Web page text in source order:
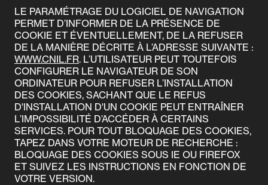
LE PARAMÉTRAGE DU LOGICIEL DE NAVIGATION
PERMET D’INFORMER DE LA PRÉSENCE DE
COOKIE ET ÉVENTUELLEMENT, DE LA REFUSER
DE LA MANIÈRE DÉCRITE À L’ADRESSE SUIVANTE :
WWW.CNIL.FR. L’UTILISATEUR PEUT TOUTEFOIS
CONFIGURER LE NAVIGATEUR DE SON
ORDINATEUR POUR REFUSER L’INSTALLATION
DES COOKIES, SACHANT QUE LE REFUS
D'INSTALLATION D'UN COOKIE PEUT ENTRAÎNER
L’IMPOSSIBILITÉ D’ACCÉDER À CERTAINS
SERVICES. POUR TOUT BLOQUAGE DES COOKIES,
TAPEZ DANS VOTRE MOTEUR DE RECHERCHE :
BLOQUAGE DES COOKIES SOUS IE OU FIREFOX
ET SUIVEZ LES INSTRUCTIONS EN FONCTION DE
VOTRE VERSION.